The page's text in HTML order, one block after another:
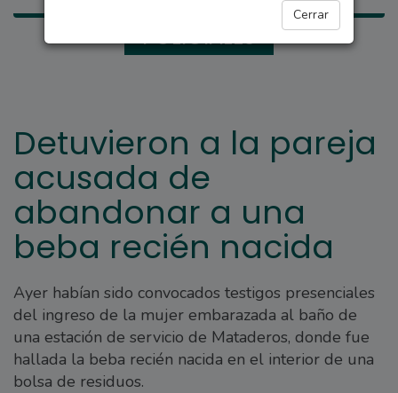
Cerrar
POLICIALES
Detuvieron a la pareja
acusada de
abandonar a una
beba recién nacida
Ayer habían sido convocados testigos presenciales
del ingreso de la mujer embarazada al baño de
una estación de servicio de Mataderos, donde fue
hallada la beba recién nacida en el interior de una
bolsa de residuos.